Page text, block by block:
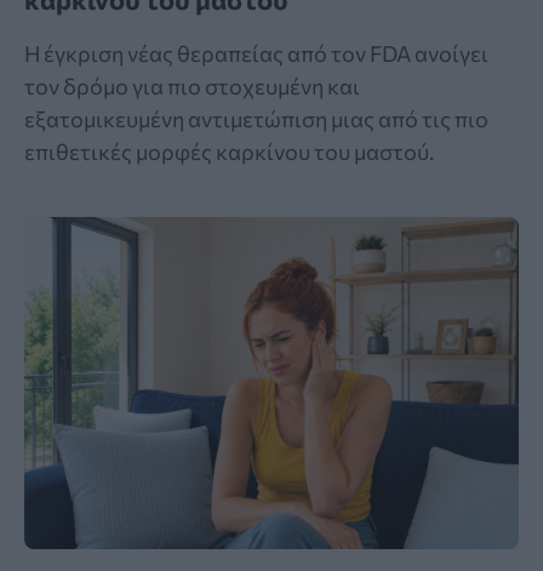
Η έγκριση νέας θεραπείας από τον FDA ανοίγει
τον δρόμο για πιο στοχευμένη και
εξατομικευμένη αντιμετώπιση μιας από τις πιο
επιθετικές μορφές καρκίνου του μαστού.